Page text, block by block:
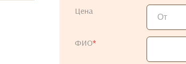
Цена
ФИО*